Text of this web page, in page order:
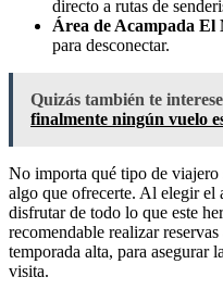
directo a rutas de
Área de Acampada El
para desconectar.
Quizás también te
finalmente ningún vuelo
No importa qué tipo de
algo que ofrecerte. Al elegir el
disfrutar de todo lo que este
recomendable realizar
temporada alta, para asegurar
visita.